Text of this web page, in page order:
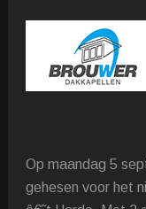
Op maandag 5
gehesen voor het